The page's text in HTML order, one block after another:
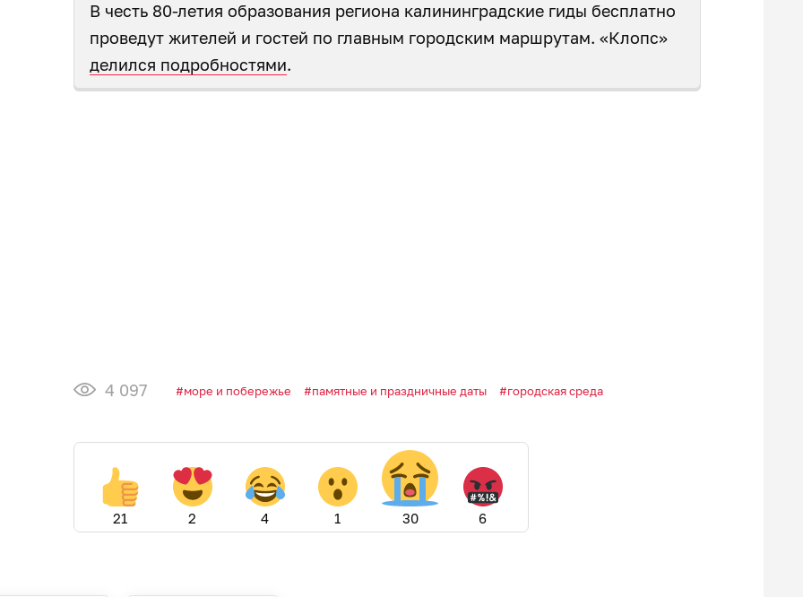
В честь 80-летия образования региона калининградские гиды бесплатно
проведут жителей и гостей по главным городским маршрутам. «Клопс»
делился подробностями.
4 097 море и побережье памятные и праздничные даты городская среда
21 2 4 1 30 6